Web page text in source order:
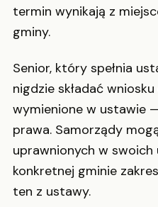
termin wynikają z
gminy.
Senior, który spełnia
nigdzie składać
wymienione w ustawie
prawa. Samorządy
uprawnionych w swoich
konkretnej gminie
ten z ustawy.